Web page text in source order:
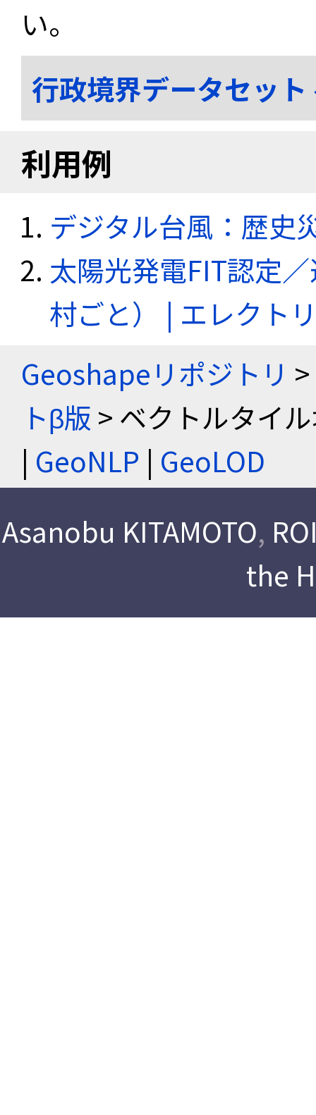
い。
行政境界データセッ
利用例
デジタル台風：歴史
太陽光発電FIT認定
村ごと） | エレクト
Geoshapeリポジトリ >
トβ版 > ベクトルタイ
| GeoNLP | GeoLOD
Asanobu KITAMOTO,
the